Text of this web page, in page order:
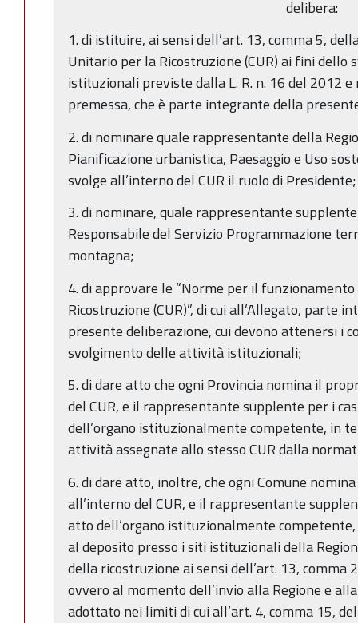
delibera:
1. di istituire, ai sensi dell’art. 13, comma 5,
Unitario per la Ricostruzione (CUR) ai fini
istituzionali previste dalla L. R. n. 16 del 2012
premessa, che è parte integrante della
2. di nominare quale rappresentante della
Pianificazione urbanistica, Paesaggio e Uso
svolge all’interno del CUR il ruolo di Presidente;
3. di nominare, quale rappresentante
Responsabile del Servizio Programmazione
montagna;
4. di approvare le “Norme per il
Ricostruzione (CUR)”, di cui all’Allegato, parte
presente deliberazione, cui devono attenersi i
svolgimento delle attività istituzionali;
5. di dare atto che ogni Provincia nomina il
del CUR, e il rappresentante supplente per i
dell’organo istituzionalmente competente, in
attività assegnate allo stesso CUR dalla
6. di dare atto, inoltre, che ogni Comune
all’interno del CUR, e il rappresentante
atto dell’organo istituzionalmente
al deposito presso i siti istituzionali della
della ricostruzione ai sensi dell’art. 13, comma
ovvero al momento dell’invio alla Regione e
adottato nei limiti di cui all’art. 4, comma 15,